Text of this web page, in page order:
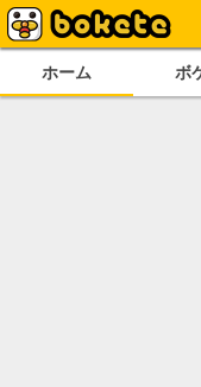
ホーム ボ